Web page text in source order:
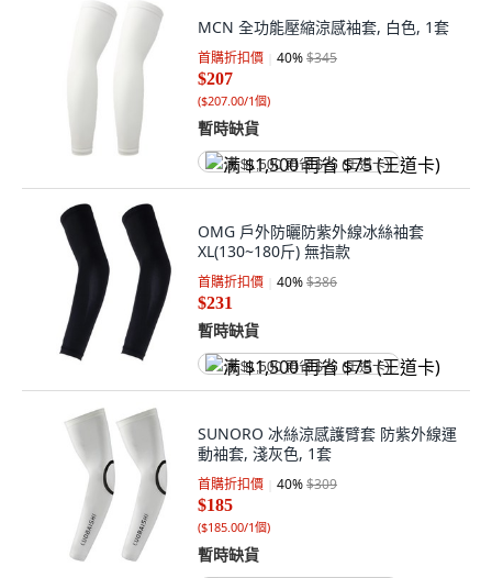
MCN 全功能壓縮涼感袖套, 白色, 1套
首購折扣價 40%$345
$207
($207.00/1個)
暫時缺貨
满 $1,500 再省 $75 (王道卡)
OMG 戶外防曬防紫外線冰絲袖套
XL(130~180斤) 無指款
首購折扣價 40%$386
$231
暫時缺貨
满 $1,500 再省 $75 (王道卡)
SUNORO 冰絲涼感護臂套 防紫外線運
動袖套, 淺灰色, 1套
首購折扣價 40%$309
$185
($185.00/1個)
暫時缺貨